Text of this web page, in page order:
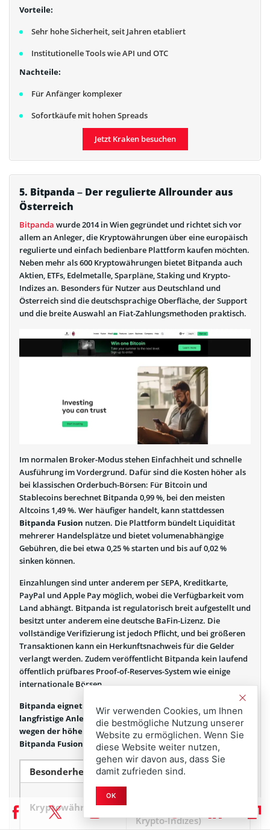
Vorteile:
Sehr hohe Sicherheit, seit Jahren etabliert
Institutionelle Tools wie API und OTC
Nachteile:
Für Anfänger komplexer
Sofortkäufe mit hohen Spreads
Jetzt Kraken besuchen
5. Bitpanda – Der regulierte Allrounder aus
Österreich
Bitpanda wurde 2014 in Wien gegründet und richtet sich vor
allem an Anleger, die Kryptowährungen über eine europäisch
regulierte und einfach bedienbare Plattform kaufen möchten.
Neben mehr als 600 Kryptowährungen bietet Bitpanda auch
Aktien, ETFs, Edelmetalle, Sparpläne, Staking und Krypto-
Indizes an. Besonders für Nutzer aus Deutschland und
Österreich sind die deutschsprachige Oberfläche, der Support
und die breite Auswahl an Fiat-Zahlungsmethoden praktisch.
Im normalen Broker-Modus stehen Einfachheit und schnelle
Ausführung im Vordergrund. Dafür sind die Kosten höher als
bei klassischen Orderbuch-Börsen: Für Bitcoin und
Stablecoins berechnet Bitpanda 0,99 %, bei den meisten
Altcoins 1,49 %. Wer häufiger handelt, kann stattdessen
Bitpanda Fusion nutzen. Die Plattform bündelt Liquidität
mehrerer Handelsplätze und bietet volumenabhängige
Gebühren, die bei etwa 0,25 % starten und bis auf 0,02 %
sinken können.
Einzahlungen sind unter anderem per SEPA, Kreditkarte,
PayPal und Apple Pay möglich, wobei die Verfügbarkeit vom
Land abhängt. Bitpanda ist regulatorisch breit aufgestellt und
besitzt unter anderem eine deutsche BaFin-Lizenz. Die
vollständige Verifizierung ist jedoch Pflicht, und bei größeren
Transaktionen kann ein Herkunftsnachweis für die Gelder
verlangt werden. Zudem veröffentlicht Bitpanda kein laufend
öffentlich prüfbares Proof-of-Reserves-System wie einige
internationale Börsen.
Bitpanda eignet sich damit besonders für Einsteiger und
langfristige Anleger im DACH-Raum. Aktive Trader sollten
wegen der höheren Broker-Gebühren direkt prüfen, ob
Bitpanda Fusion besser zu ihrem Handelsvolumen passt.
Besonderheit Detail
Kryptowährungen
Krypto-Indizes)
Wir verwenden Cookies, um Ihnen
die bestmögliche Nutzung unserer
Website zu ermöglichen. Wenn Sie
diese Website weiter nutzen,
gehen wir davon aus, dass Sie
damit zufrieden sind.
OK